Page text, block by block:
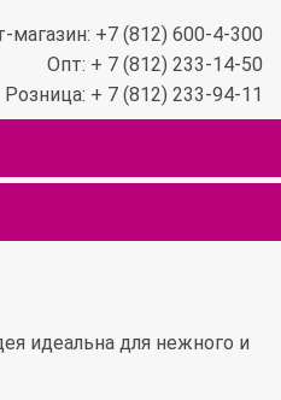
магазин: +7 (812) 600-4-300
Опт: + 7 (812) 233-14-50
Розница: + 7 (812) 233-94-11
идеальна для нежного и